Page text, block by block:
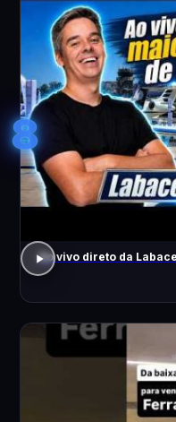
8
Ao vivo direto da